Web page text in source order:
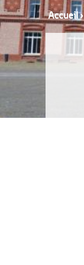
Accueil›